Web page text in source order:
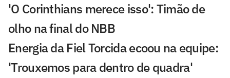
'O Corinthians merece isso': Timão de
olho na final do NBB
Energia da Fiel Torcida ecoou na equipe:
'Trouxemos para dentro de quadra'